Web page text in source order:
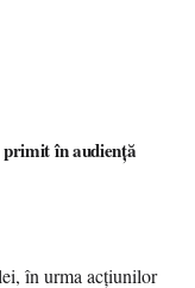
în audiență